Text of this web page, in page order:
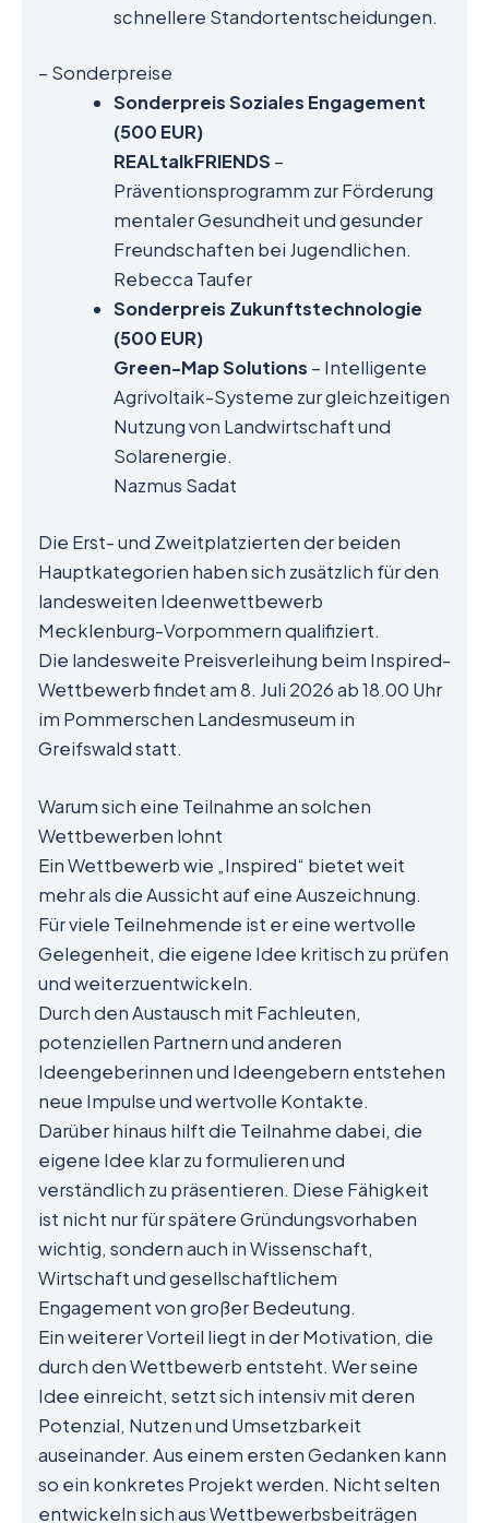
schnellere Standortentscheidungen.
– Sonderpreise
Sonderpreis Soziales Engagement
(500 EUR)
REALtalkFRIENDS –
Präventionsprogramm zur Förderung
mentaler Gesundheit und gesunder
Freundschaften bei Jugendlichen.
Rebecca Taufer
Sonderpreis Zukunftstechnologie
(500 EUR)
Green-Map Solutions – Intelligente
Agrivoltaik-Systeme zur gleichzeitigen
Nutzung von Landwirtschaft und
Solarenergie.
Nazmus Sadat
Die Erst- und Zweitplatzierten der beiden
Hauptkategorien haben sich zusätzlich für den
landesweiten Ideenwettbewerb
Mecklenburg-Vorpommern qualifiziert.
Die landesweite Preisverleihung beim Inspired-
Wettbewerb findet am 8. Juli 2026 ab 18.00 Uhr
im Pommerschen Landesmuseum in
Greifswald statt.
Warum sich eine Teilnahme an solchen
Wettbewerben lohnt
Ein Wettbewerb wie „Inspired“ bietet weit
mehr als die Aussicht auf eine Auszeichnung.
Für viele Teilnehmende ist er eine wertvolle
Gelegenheit, die eigene Idee kritisch zu prüfen
und weiterzuentwickeln.
Durch den Austausch mit Fachleuten,
potenziellen Partnern und anderen
Ideengeberinnen und Ideengebern entstehen
neue Impulse und wertvolle Kontakte.
Darüber hinaus hilft die Teilnahme dabei, die
eigene Idee klar zu formulieren und
verständlich zu präsentieren. Diese Fähigkeit
ist nicht nur für spätere Gründungsvorhaben
wichtig, sondern auch in Wissenschaft,
Wirtschaft und gesellschaftlichem
Engagement von großer Bedeutung.
Ein weiterer Vorteil liegt in der Motivation, die
durch den Wettbewerb entsteht. Wer seine
Idee einreicht, setzt sich intensiv mit deren
Potenzial, Nutzen und Umsetzbarkeit
auseinander. Aus einem ersten Gedanken kann
so ein konkretes Projekt werden. Nicht selten
entwickeln sich aus Wettbewerbsbeiträgen